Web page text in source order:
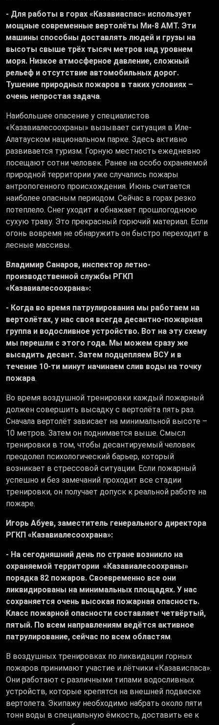
- Для работы в горах «Казавиаспас» использует
мощные современные вертолёты Ми-8 АМТ. Эти
машины способны доставлять людей и грузы на
высоты свыше трёх тысяч метров над уровнем
моря. Низкое атмосферное давление, сложный
рельеф и отсутствие автомобильных дорог.
Тушение природных пожаров в таких условиях –
очень непростая задача.
Наибольшее опасение у специалистов
«Казавиалесоохраны» вызывает ситуация в Иле-
Алатауском национальном парке. Здесь активно
развивается туризм. Горную местность ежедневно
посещают сотни человек. Ранее на особо охраняемой
природной территории уже случались пожары
антропогенного происхождения. Июнь считается
наиболее опасным периодом. Сейчас в горах резко
потеплело. Снег уходит и обнажает прошлогоднюю
сухую траву. Это прекрасный горючий материал. Если
огонь вовремя не обнаружить он быстро переходит в
лесные массивы.
Владимир Санаров, инспектор летно-
производственной службы РГКП
«Казавиалесоохрана»:
- Когда во время патрулирования мы работаем на
вертолётах, у нас своя всегда десантно-пожарная
группа и водосливное устройство. Вот на эту схему
мы перешли с этого года. Мы можем сразу же
высадить десант. Затем подцепляем ВСУ и в
течение 10-ти минут начинаем слив воды на точку
пожара.
Во время воздушной тренировки каждый пожарный
должен совершить высадку с вертолёта пять раз.
Сначала вертолёт зависает на минимальной высоте –
10 метров. Затем он поднимается выше. Смысл
тренировки в том, чтобы десантируемый человек
преодолел психологический барьер, который
возникает в стрессовой ситуации. Если пожарный
успешно и без замечаний проходит все стадии
тренировки, он получает допуск к реальной работе на
пожаре.
Игорь Абуев, заместитель генерального директора
РГКП «Казавиалесоохрана»:
- На сегодняшний день по стране возникло на
охраняемой территории «Казавиалесоохраны»
порядка 82 пожаров. Своевременно все они
ликвидированы на минимальных площадях. У нас
сохраняется очень высокая пожарная опасность.
Класс пожарной опасности составляет четвёртый,
пятый. По всем направлениям ведётся активное
патрулирование, сейчас по всем областям.
В воздушных тренировках по ликвидации горных
пожаров принимают участие и лётчики «Казависпаса».
Они работают с различными типами водосливных
устройств, которые крепятся на внешней подвеске
вертолета. Экипажу необходимо набрать около пяти
тонн воды в специальную ёмкость, доставить ее к